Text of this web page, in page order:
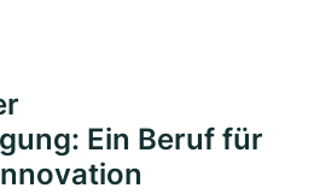
Ein Beruf für